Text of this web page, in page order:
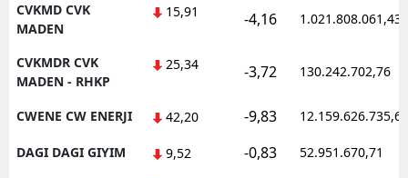
CVKMD CVK
MADEN
15,91 -4,16 1.021.808.061,43
CVKMDR CVK
MADEN - RHKP
25,34 -3,72 130.242.702,76
CWENE CW ENERJI 42,20 -9,83 12.159.626.735,62
DAGI DAGI GIYIM 9,52 -0,83 52.951.670,71